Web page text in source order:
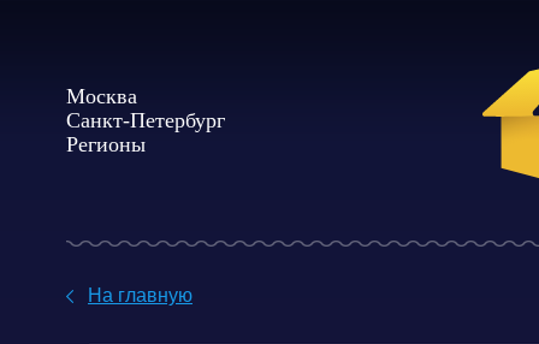
Москва
Санкт-Петербург
Регионы
На главную